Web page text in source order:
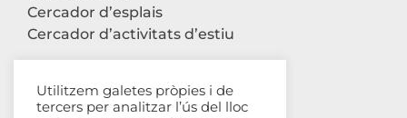
Cercador d’esplais
Cercador d’activitats d’estiu
Utilitzem galetes pròpies i de
tercers per analitzar l’ús del lloc